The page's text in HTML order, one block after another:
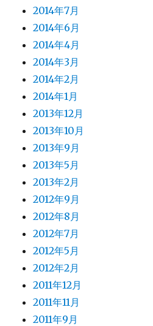
2014年7月
2014年6月
2014年4月
2014年3月
2014年2月
2014年1月
2013年12月
2013年10月
2013年9月
2013年5月
2013年2月
2012年9月
2012年8月
2012年7月
2012年5月
2012年2月
2011年12月
2011年11月
2011年9月